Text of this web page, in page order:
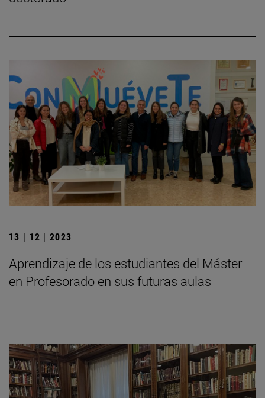
13 | 12 | 2023
Aprendizaje de los estudiantes del Máster
en Profesorado en sus futuras aulas